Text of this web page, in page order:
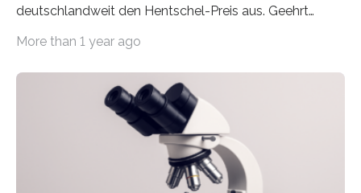
deutschlandweit den Hentschel-Preis aus. Geehrt
hochrangige wissenschaftliche Publikation zum Thema
Schlaganfall“ mit Sitz in Würzburg fördert die
Schlaganfallforschung, um die Behandlung der
Betroffenen zu verbessern. Dazu schreibt sie auch in
diesem Jahr wieder deutschlandweit den Hentschel-
Preis aus. Er richtet sich gezielt an jüngere
Forscherinnen und Forscher unter 40 Jahren. Geehrt
More than 1 year ago